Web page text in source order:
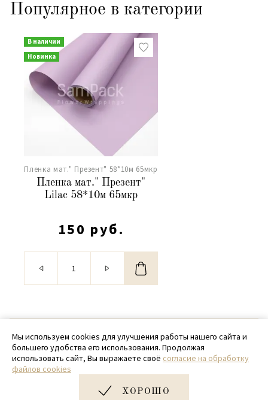
Популярное в категории
В наличии
Новинка
Пленка мат." Презент" 58*10м 65мкр
Пленка мат." Презент"
Lilac 58*10м 65мкр
150 руб.
© 2020 - 2026 SamPack
+ 7 (918) 699-97-87
zakaz@sampack.store
Мы используем cookies для улучшения работы нашего сайта и
большего удобства его использования. Продолжая
использовать сайт, Вы выражаете своё согласие на обработку
файлов cookies
ХОРОШО